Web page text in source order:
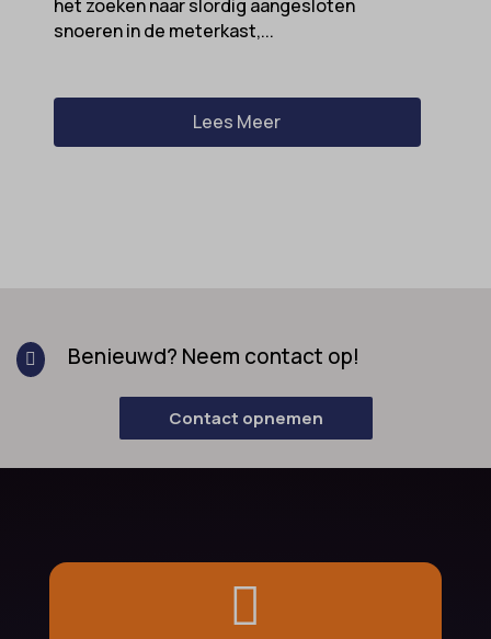
het zoeken naar slordig aangesloten
snoeren in de meterkast,...
Lees Meer
 Benieuwd? Neem contact op!
Contact opnemen
